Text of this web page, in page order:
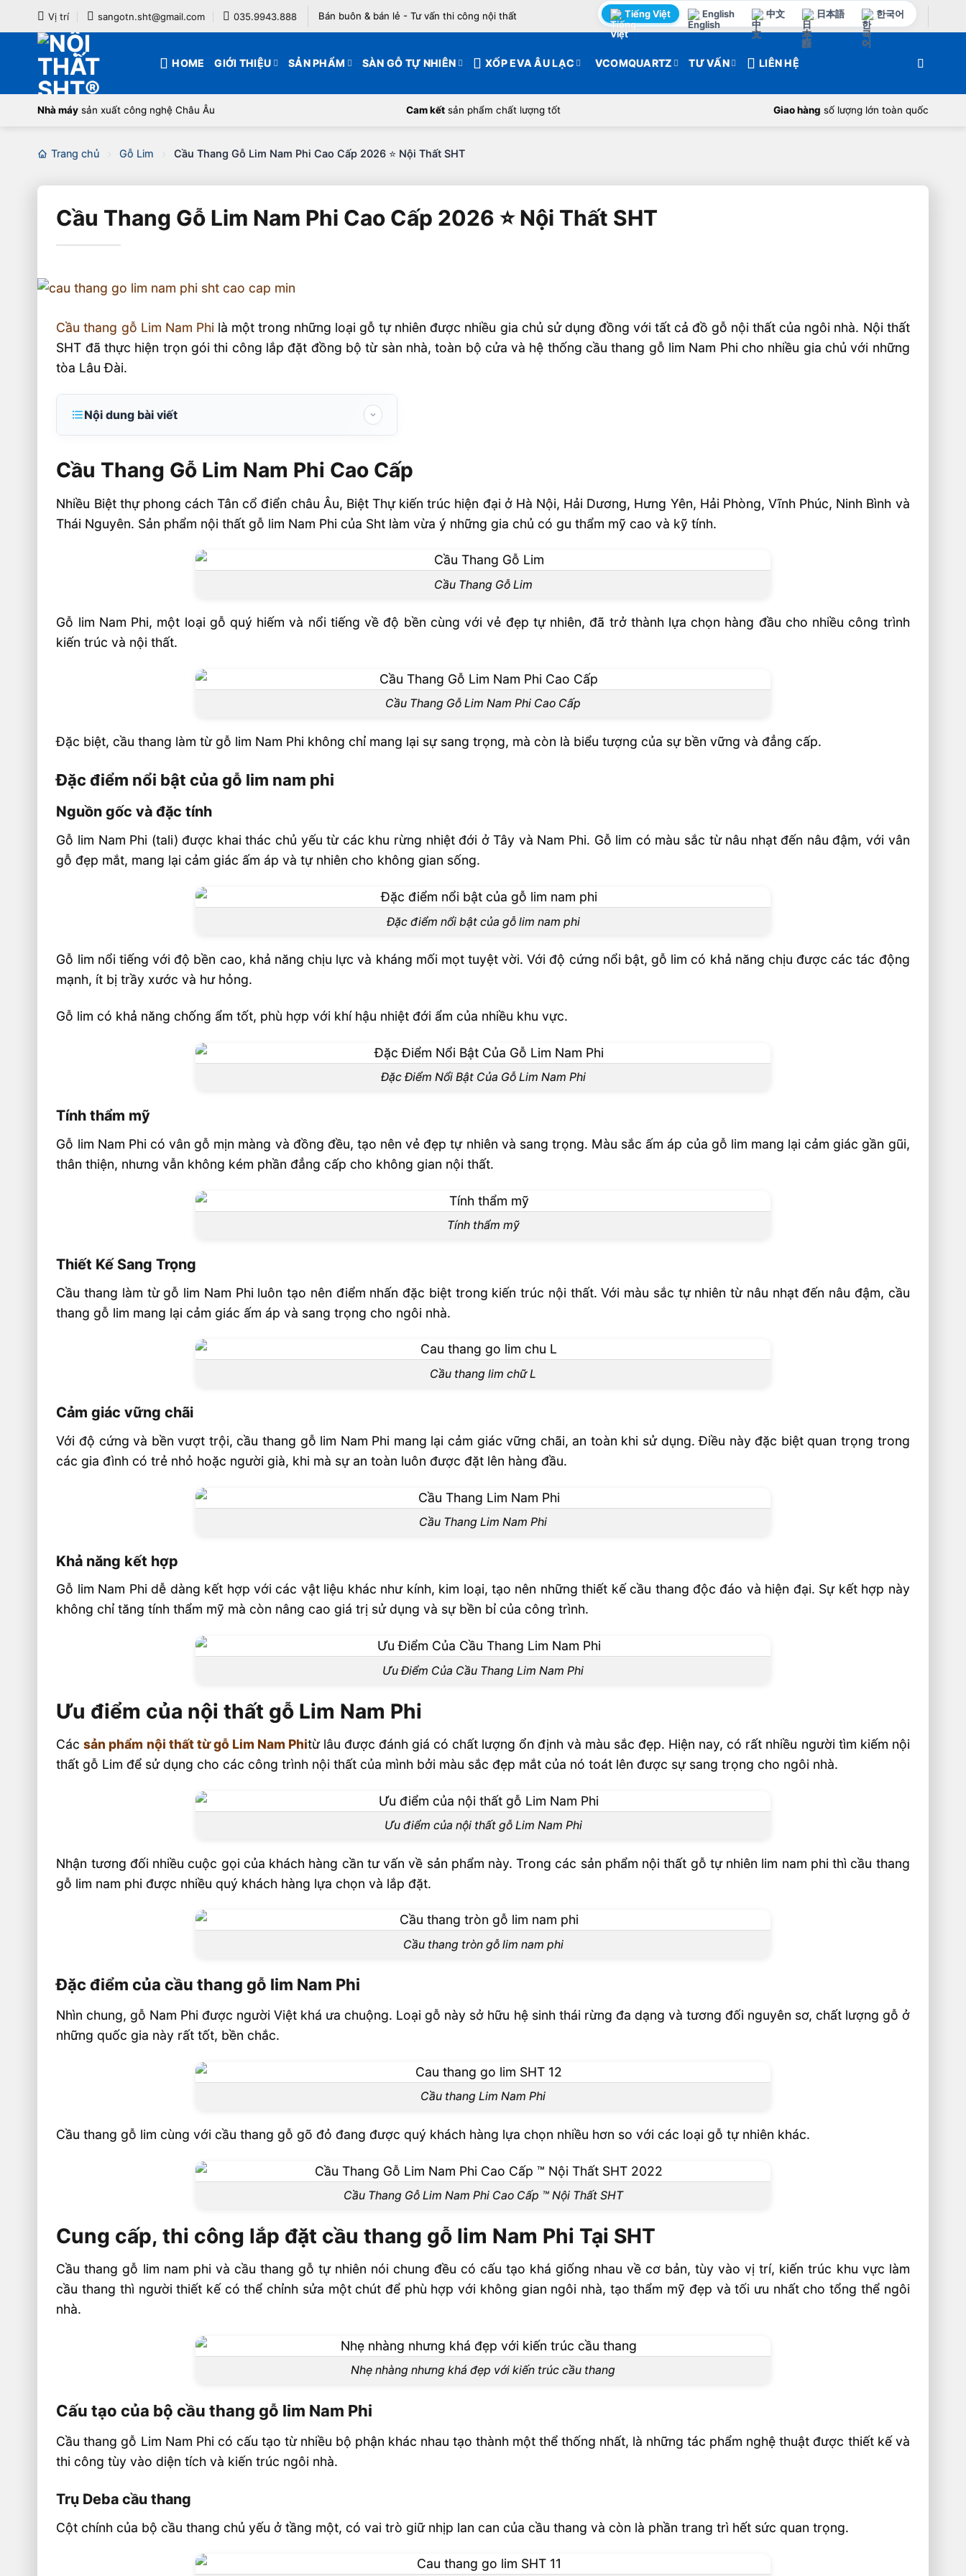
qua
Vị trí sangotn.sht@gmail.com 035.9943.888 Bán buôn & bán lẻ - Tư vấn thi công nội thất Tiếng Việt English 中文 日本語 한국어
HOME GIỚI THIỆU SẢN PHẨM SÀN GỖ TỰ NHIÊN XỐP EVA ÂU LẠC VCOMQUARTZ TƯ VẤN LIÊN HỆ
Nhà máy sản xuất công nghệ Châu Âu Cam kếtsản phẩm chất lượng tốt Giao hàng số lượng lớn toàn quốc
Trang chủ Gỗ Lim Cầu Thang Gỗ Lim Nam Phi Cao Cấp 2026 ⭐️ Nội Thất SHT
Cầu Thang Gỗ Lim Nam Phi Cao Cấp 2026 ⭐️ Nội Thất SHT
Cầu thang gỗ Lim Nam Phi là một trong những loại gỗ tự nhiên được nhiều gia chủ sử dụng đồng với tất cả đồ gỗ nội thất của ngôi nhà. Nội thất
SHT đã thực hiện trọn gói thi công lắp đặt đồng bộ từ sàn nhà, toàn bộ cửa và hệ thống cầu thang gỗ lim Nam Phi cho nhiều gia chủ với những
tòa Lâu Đài.
Nội dung bài viết
Đặc điểm nổi bật của gỗ lim nam phi
Tính thẩm mỹ
Cảm giác vững chãi
Đặc điểm của cầu thang gỗ lim Nam Phi
Song tiện cầu thang
Mặt bậc cầu thang
Cầu thang gỗ lim Nam Phi phong cách hiện đại
1. Tay vịn và con tiện
II. Tay vịn gỗ Lim lào
2. Ốp bậc cầu thang
I. Ốp bậc cầu thang gỗ lim Nam Phi
Cung cấp, thi công cầu thang gỗ Lim tại SHT
Cầu Thang Gỗ Lim Nam Phi Cao Cấp
Nhiều Biệt thự phong cách Tân cổ điển châu Âu, Biệt Thự kiến trúc hiện đại ở Hà Nội, Hải Dương, Hưng Yên, Hải Phòng, Vĩnh Phúc, Ninh Bình và
Thái Nguyên. Sản phẩm nội thất gỗ lim Nam Phi của Sht làm vừa ý những gia chủ có gu thẩm mỹ cao và kỹ tính.
Cầu Thang Gỗ Lim
Gỗ lim Nam Phi, một loại gỗ quý hiếm và nổi tiếng về độ bền cùng với vẻ đẹp tự nhiên, đã trở thành lựa chọn hàng đầu cho nhiều công trình
kiến trúc và nội thất.
Cầu Thang Gỗ Lim Nam Phi Cao Cấp
Đặc biệt, cầu thang làm từ gỗ lim Nam Phi không chỉ mang lại sự sang trọng, mà còn là biểu tượng của sự bền vững và đẳng cấp.
Đặc điểm nổi bật của gỗ lim nam phi
Nguồn gốc và đặc tính
Gỗ lim Nam Phi (tali) được khai thác chủ yếu từ các khu rừng nhiệt đới ở Tây và Nam Phi. Gỗ lim có màu sắc từ nâu nhạt đến nâu đậm, với vân
gỗ đẹp mắt, mang lại cảm giác ấm áp và tự nhiên cho không gian sống.
Đặc điểm nổi bật của gỗ lim nam phi
Gỗ lim nổi tiếng với độ bền cao, khả năng chịu lực và kháng mối mọt tuyệt vời. Với độ cứng nổi bật, gỗ lim có khả năng chịu được các tác động
mạnh, ít bị trầy xước và hư hỏng.
Gỗ lim có khả năng chống ẩm tốt, phù hợp với khí hậu nhiệt đới ẩm của nhiều khu vực.
Đặc Điểm Nổi Bật Của Gỗ Lim Nam Phi
Tính thẩm mỹ
Gỗ lim Nam Phi có vân gỗ mịn màng và đồng đều, tạo nên vẻ đẹp tự nhiên và sang trọng. Màu sắc ấm áp của gỗ lim mang lại cảm giác gần gũi,
thân thiện, nhưng vẫn không kém phần đẳng cấp cho không gian nội thất.
Tính thẩm mỹ
Thiết Kế Sang Trọng
Cầu thang làm từ gỗ lim Nam Phi luôn tạo nên điểm nhấn đặc biệt trong kiến trúc nội thất. Với màu sắc tự nhiên từ nâu nhạt đến nâu đậm, cầu
thang gỗ lim mang lại cảm giác ấm áp và sang trọng cho ngôi nhà.
Cầu thang lim chữ L
Cảm giác vững chãi
Với độ cứng và bền vượt trội, cầu thang gỗ lim Nam Phi mang lại cảm giác vững chãi, an toàn khi sử dụng. Điều này đặc biệt quan trọng trong
các gia đình có trẻ nhỏ hoặc người già, khi mà sự an toàn luôn được đặt lên hàng đầu.
Cầu Thang Lim Nam Phi
Khả năng kết hợp
Gỗ lim Nam Phi dễ dàng kết hợp với các vật liệu khác như kính, kim loại, tạo nên những thiết kế cầu thang độc đáo và hiện đại. Sự kết hợp này
không chỉ tăng tính thẩm mỹ mà còn nâng cao giá trị sử dụng và sự bền bỉ của công trình.
Ưu Điểm Của Cầu Thang Lim Nam Phi
Ưu điểm của nội thất gỗ Lim Nam Phi
Cácsản phẩm nội thất từ gỗ Lim Nam Phitừ lâu được đánh giá có chất lượng ổn định và màu sắc đẹp. Hiện nay, có rất nhiều người tìm kiếm nội
thất gỗ Lim để sử dụng cho các công trình nội thất của mình bởi màu sắc đẹp mắt của nó toát lên được sự sang trọng cho ngôi nhà.
Ưu điểm của nội thất gỗ Lim Nam Phi
Nhận tương đối nhiều cuộc gọi của khách hàng cần tư vấn về sản phẩm này. Trong các sản phẩm nội thất gỗ tự nhiên lim nam phi thì cầu thang
gỗ lim nam phi được nhiều quý khách hàng lựa chọn và lắp đặt.
Cầu thang tròn gỗ lim nam phi
Đặc điểm của cầu thang gỗ lim Nam Phi
Nhìn chung, gỗ Nam Phi được người Việt khá ưa chuộng. Loại gỗ này sở hữu hệ sinh thái rừng đa dạng và tương đối nguyên sơ, chất lượng gỗ ở
những quốc gia này rất tốt, bền chắc.
Cầu thang Lim Nam Phi
Cầu thang gỗ lim cùng với cầu thang gỗ gõ đỏ đang được quý khách hàng lựa chọn nhiều hơn so với các loại gỗ tự nhiên khác.
Cầu Thang Gỗ Lim Nam Phi Cao Cấp ™ Nội Thất SHT
Cung cấp, thi công lắp đặt cầu thang gỗ lim Nam Phi Tại SHT
Cầu thang gỗ lim nam phi và cầu thang gỗ tự nhiên nói chung đều có cấu tạo khá giống nhau về cơ bản, tùy vào vị trí, kiến trúc khu vực làm
cầu thang thì người thiết kế có thể chỉnh sửa một chút để phù hợp với không gian ngôi nhà, tạo thẩm mỹ đẹp và tối ưu nhất cho tổng thể ngôi
nhà.
Nhẹ nhàng nhưng khá đẹp với kiến trúc cầu thang
Cấu tạo của bộ cầu thang gỗ lim Nam Phi
Cầu thang gỗ Lim Nam Phi có cấu tạo từ nhiều bộ phận khác nhau tạo thành một thể thống nhất, là những tác phẩm nghệ thuật được thiết kế và
thi công tùy vào diện tích và kiến trúc ngôi nhà.
Trụ Deba cầu thang
Cột chính của bộ cầu thang chủ yếu ở tầng một, có vai trò giữ nhịp lan can của cầu thang và còn là phần trang trì hết sức quan trọng.